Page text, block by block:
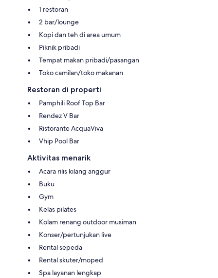
1 restoran
2 bar/lounge
Kopi dan teh di area umum
Piknik pribadi
Tempat makan pribadi/pasangan
Toko camilan/toko makanan
Restoran di properti
Pamphili Roof Top Bar
Rendez V Bar
Ristorante AcquaViva
Vhip Pool Bar
Aktivitas menarik
Acara rilis kilang anggur
Buku
Gym
Kelas pilates
Kolam renang outdoor musiman
Konser/pertunjukan live
Rental sepeda
Rental skuter/moped
Spa layanan lengkap